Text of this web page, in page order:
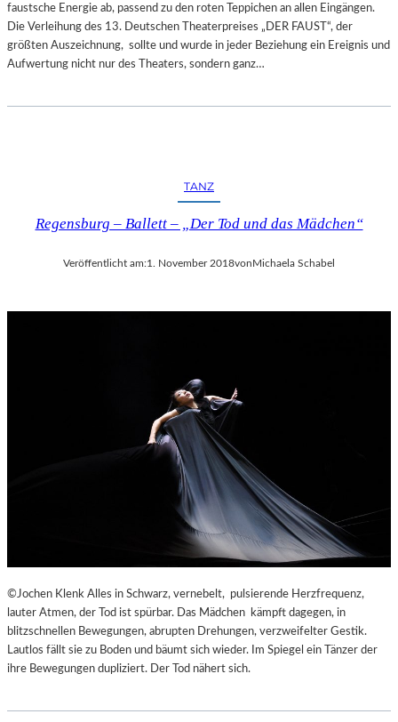
faustsche Energie ab, passend zu den roten Teppichen an allen Eingängen.
Die Verleihung des 13. Deutschen Theaterpreises „DER FAUST“, der
größten Auszeichnung, sollte und wurde in jeder Beziehung ein Ereignis und
Aufwertung nicht nur des Theaters, sondern ganz…
TANZ
Regensburg – Ballett – „Der Tod und das Mädchen“
Veröffentlicht am:1. November 2018vonMichaela Schabel
©Jochen Klenk Alles in Schwarz, vernebelt, pulsierende Herzfrequenz,
lauter Atmen, der Tod ist spürbar. Das Mädchen kämpft dagegen, in
blitzschnellen Bewegungen, abrupten Drehungen, verzweifelter Gestik.
Lautlos fällt sie zu Boden und bäumt sich wieder. Im Spiegel ein Tänzer der
ihre Bewegungen dupliziert. Der Tod nähert sich.